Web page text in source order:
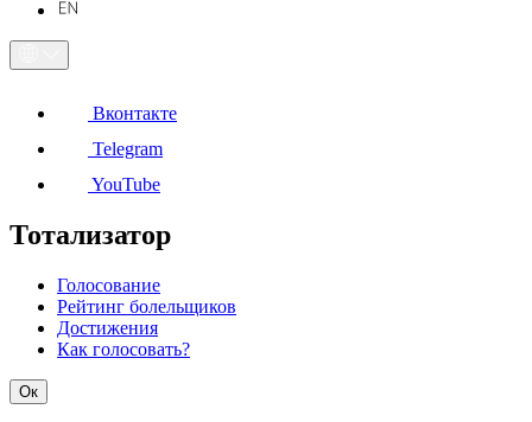
Вконтакте
Telegram
YouTube
Тотализатор
Голосование
Рейтинг болельщиков
Достижения
Как голосовать?
Ок